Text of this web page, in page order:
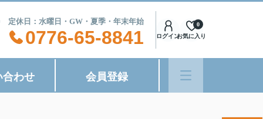
定休日：水曜日・GW・夏季・年末年始
0776-65-8841 ログインお気に入り
0
合わせ 会員登録